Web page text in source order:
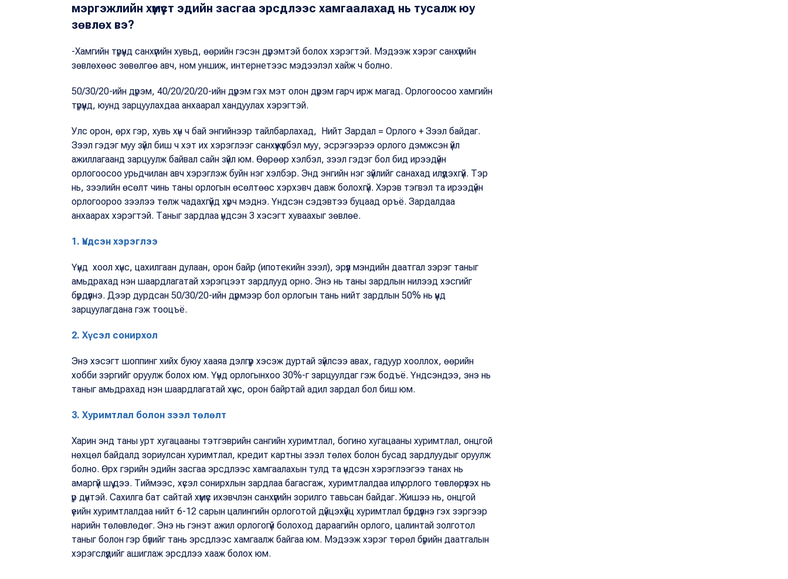
мэргэжлийн хүмүүст эдийн засгаа эрсдлээс хамгаалахад нь тусалж юу
зөвлөх вэ?
-Хамгийн түрүүнд санхүүгийн хувьд, өөрийн гэсэн дүрэмтэй болох хэрэгтэй. Мэдээж хэрэг санхүүгийн
зөвлөхөөс зөвөлгөө авч, ном уншиж, интернетээс мэдээлэл хайж ч болно.
50/30/20-ийн дүрэм, 40/20/20/20-ийн дүрэм гэх мэт олон дүрэм гарч ирж магад. Орлогоосоо хамгийн
түрүүнд, юунд зарцуулахдаа анхаарал хандуулах хэрэгтэй.
Улс орон, өрх гэр, хувь хүн ч бай энгийнээр тайлбарлахад, Нийт Зардал = Орлого + Зээл байдаг.
Зээл гэдэг муу зүйл биш ч хэт их хэрэглээг санхүүжүүлбэл муу, эсрэгээрээ орлого дэмжсэн үйл
ажиллагаанд зарцуулж байвал сайн зүйл юм. Өөрөөр хэлбэл, зээл гэдэг бол бид ирээдүйн
орлогоосоо урьдчилан авч хэрэглэж буйн нэг хэлбэр. Энд энгийн нэг зүйлийг санахад илүүдэхгүй. Тэр
нь, зээлийн өсөлт чинь таны орлогын өсөлтөөс хэрхэвч давж болохгүй. Хэрэв тэгвэл та ирээдүйн
орлогоороо зээлээ төлж чадахгүйд хүрч мэднэ. Үндсэн сэдэвтээ буцаад оръё. Зардалдаа
анхаарах хэрэгтэй. Таныг зардлаа үндсэн 3 хэсэгт хуваахыг зөвлөе.
1. Үндсэн хэрэглээ
Үүнд хоол хүнс, цахилгаан дулаан, орон байр (ипотекийн зээл), эрүүл мэндийн даатгал зэрэг таныг
амьдрахад нэн шаардлагатай хэрэгцээт зардлууд орно. Энэ нь таны зардлын нилээд хэсгийг
бүрдүүлнэ. Дээр дурдсан 50/30/20-ийн дүрмээр бол орлогын тань нийт зардлын 50% нь үүнд
зарцуулагдана гэж тооцъё.
2. Хүсэл сонирхол
Энэ хэсэгт шоппинг хийх буюу хааяа дэлгүүр хэсэж дуртай зүйлсээ авах, гадуур хооллох, өөрийн
хобби зэргийг оруулж болох юм. Үүнд орлогынхоо 30%-г зарцуулдаг гэж бодъё. Үндсэндээ, энэ нь
таныг амьдрахад нэн шаардлагатай хүнс, орон байртай адил зардал бол биш юм.
3. Хуримтлал болон зээл төлөлт
Харин энд таны урт хугацааны тэтгэврийн сангийн хуримтлал, богино хугацааны хуримтлал, онцгой
нөхцөл байдалд зориулсан хуримтлал, кредит картны зээл төлөх болон бусад зардлуудыг оруулж
болно. Өрх гэрийн эдийн засгаа эрсдлээс хамгаалахын тулд та үндсэн хэрэглээгээ танах нь
амаргүй шүү дээ. Тиймээс, хүсэл сонирхлын зардлаа багасгаж, хуримтлалдаа илүү орлого төвлөрүүлэх нь
үр дүнтэй. Сахилга бат сайтай хүмүүс ихэвчлэн санхүүгийн зорилго тавьсан байдаг. Жишээ нь, онцгой
үеийн хуримтлалдаа нийт 6-12 сарын цалингийн орлоготой дүйцэхүйц хуримтлал бүрдүүлнэ гэх зэргээр
нарийн төлөвлөдөг. Энэ нь гэнэт ажил орлогогүй болоход дараагийн орлого, цалинтай золготол
таныг болон гэр бүлийг тань эрсдлээс хамгаалж байгаа юм. Мэдээж хэрэг төрөл бүрийн даатгалын
хэрэгслүүдийг ашиглаж эрсдлээ хааж болох юм.